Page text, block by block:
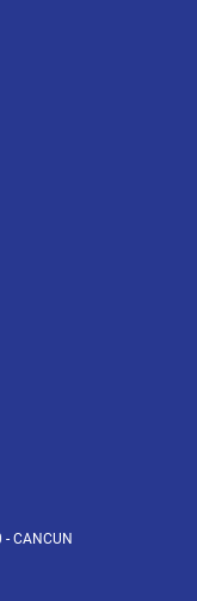
- CANCUN